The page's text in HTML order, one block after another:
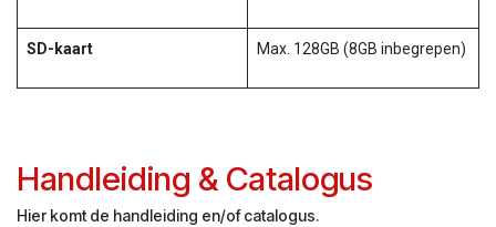
SD-kaart Max. 128GB (8GB inbegrepen)
Handleiding & Catalogus
Hier komt de handleiding en/of catalogus.